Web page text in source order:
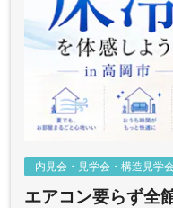
内見会・見学会・構造見学
エアコン要らず全